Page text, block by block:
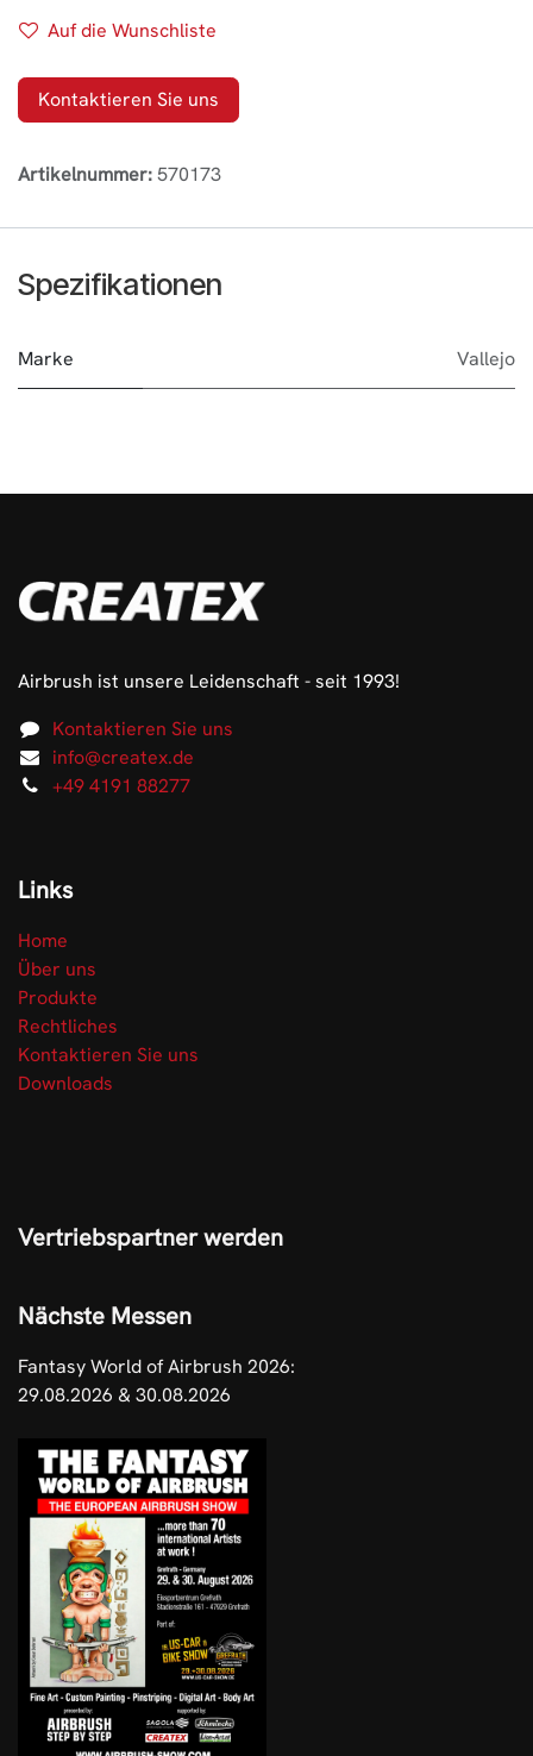
Auf die Wunschliste
Kontaktieren Sie uns
Artikelnummer:570173
Spezifikationen
Marke Vallejo
Airbrush ist unsere Leidenschaft - seit 1993!
Kontaktieren Sie uns
info@createx.de
+49 4191 88277
Links
Home
Über uns
Produkte
Rechtliches
Kontaktieren Sie uns
Downloads
Vertriebspartner werden
Nächste Messen
Fantasy World of Airbrush 2026:
29.08.2026 & 30.08.2026